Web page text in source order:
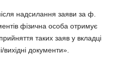
надсилання заяви за ф.
фізична особа отримує
таких заяв у вкладці
документи».